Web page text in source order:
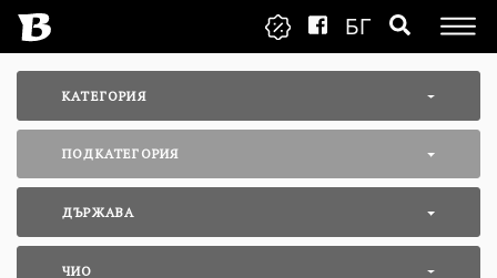
БГ
КАТЕГОРИЯ
ПОДКАТЕГОРИЯ
ДЪРЖАВА
ЧИО